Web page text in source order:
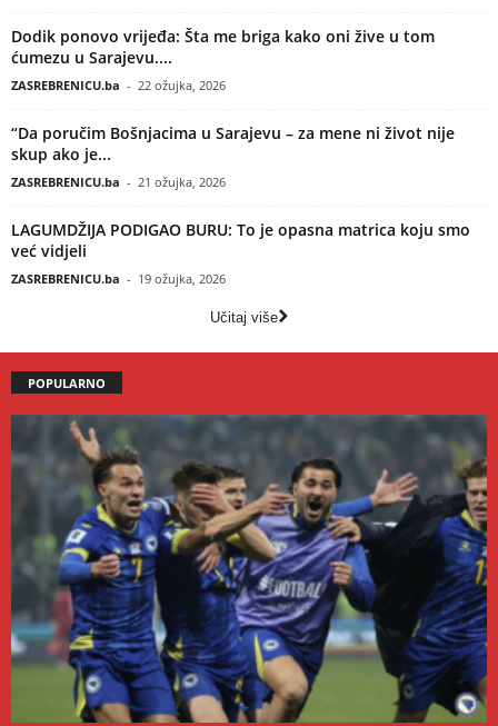
Dodik ponovo vrijeđa: Šta me briga kako oni žive u tom
ćumezu u Sarajevu....
ZASREBRENICU.ba - 22 ožujka, 2026
“Da poručim Bošnjacima u Sarajevu – za mene ni život nije
skup ako je...
ZASREBRENICU.ba - 21 ožujka, 2026
LAGUMDŽIJA PODIGAO BURU: To je opasna matrica koju smo
već vidjeli
ZASREBRENICU.ba - 19 ožujka, 2026
Učitaj više
POPULARNO